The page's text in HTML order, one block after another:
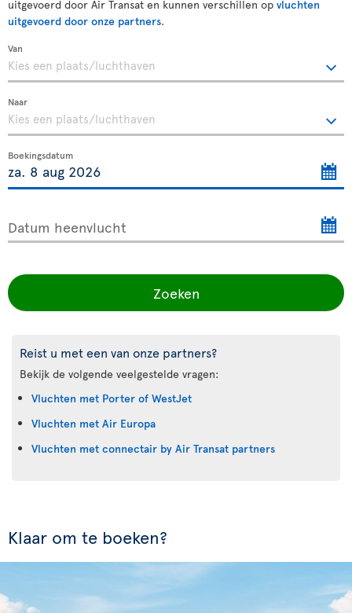
uitgevoerd door Air Transat en kunnen verschillen op vluchten
uitgevoerd door onze partners.
Van
Naar
Boekingsdatum
Datum heenvlucht
Zoeken
Reist u met een van onze partners?
Bekijk de volgende veelgestelde vragen:
Vluchten met Porter of WestJet
Vluchten met Air Europa
Vluchten met connectair by Air Transat partners
Klaar om te boeken?